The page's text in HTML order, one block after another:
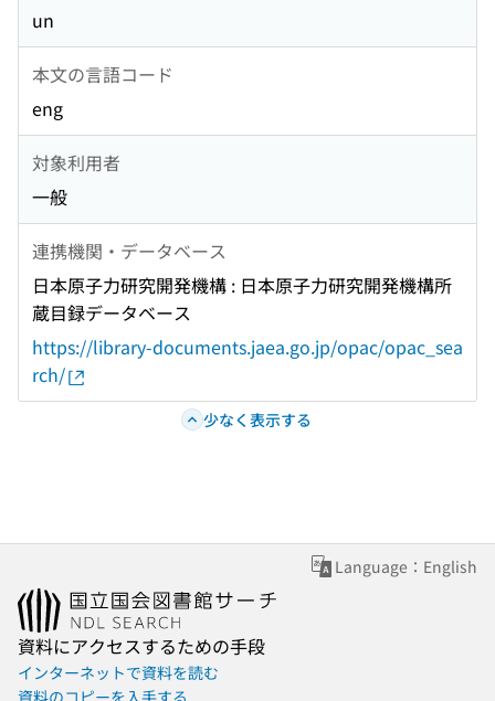
un
本文の言語コード
eng
対象利用者
一般
連携機関・データベース
日本原子力研究開発機構 : 日本原子力研究開発機構所
蔵目録データベース
https://library-documents.jaea.go.jp/opac/opac_sea
rch/
少なく表示する
Language：English
資料にアクセスするための手段
インターネットで資料を読む